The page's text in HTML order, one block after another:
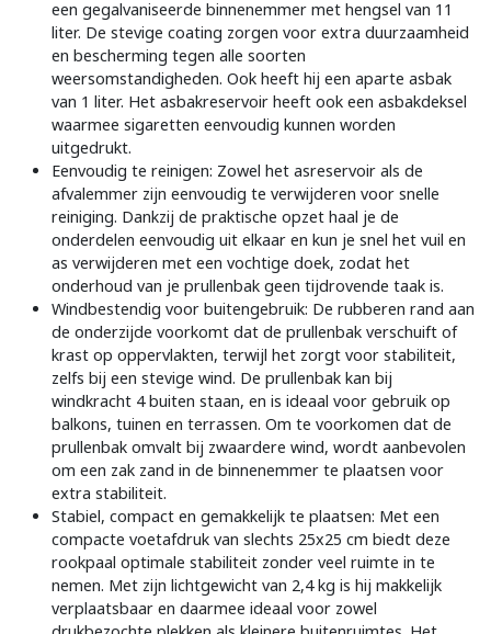
een gegalvaniseerde binnenemmer met hengsel van 11
liter. De stevige coating zorgen voor extra duurzaamheid
en bescherming tegen alle soorten
weersomstandigheden. Ook heeft hij een aparte asbak
van 1 liter. Het asbakreservoir heeft ook een asbakdeksel
waarmee sigaretten eenvoudig kunnen worden
uitgedrukt.
Eenvoudig te reinigen: Zowel het asreservoir als de
afvalemmer zijn eenvoudig te verwijderen voor snelle
reiniging. Dankzij de praktische opzet haal je de
onderdelen eenvoudig uit elkaar en kun je snel het vuil en
as verwijderen met een vochtige doek, zodat het
onderhoud van je prullenbak geen tijdrovende taak is.
Windbestendig voor buitengebruik: De rubberen rand aan
de onderzijde voorkomt dat de prullenbak verschuift of
krast op oppervlakten, terwijl het zorgt voor stabiliteit,
zelfs bij een stevige wind. De prullenbak kan bij
windkracht 4 buiten staan, en is ideaal voor gebruik op
balkons, tuinen en terrassen. Om te voorkomen dat de
prullenbak omvalt bij zwaardere wind, wordt aanbevolen
om een zak zand in de binnenemmer te plaatsen voor
extra stabiliteit.
Stabiel, compact en gemakkelijk te plaatsen: Met een
compacte voetafdruk van slechts 25x25 cm biedt deze
rookpaal optimale stabiliteit zonder veel ruimte in te
nemen. Met zijn lichtgewicht van 2,4 kg is hij makkelijk
verplaatsbaar en daarmee ideaal voor zowel